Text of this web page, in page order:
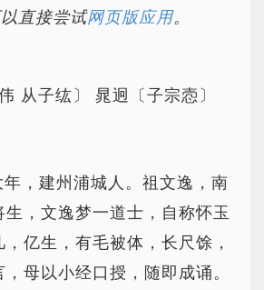
直接尝试网页版应用。
从子纮〕 晁迥〔子宗悫〕
，建州浦城人。祖文逸，南
生，文逸梦一道士，自称怀玉
亿生，有毛被体，长尺馀，
母以小经口授，随即成诵。